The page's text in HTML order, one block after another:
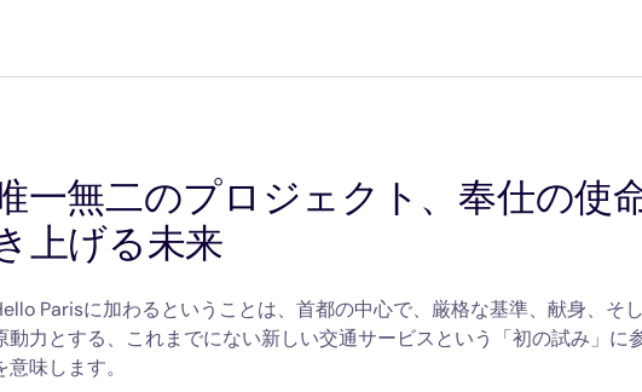
一無二のプロジェクト、奉仕の使
上げる未来
Parisに加わるということは、首都の中心で、厳格な基準、献身、そ
動力とする、これまでにない新しい交通サービスという「初の試み」に
意味します。